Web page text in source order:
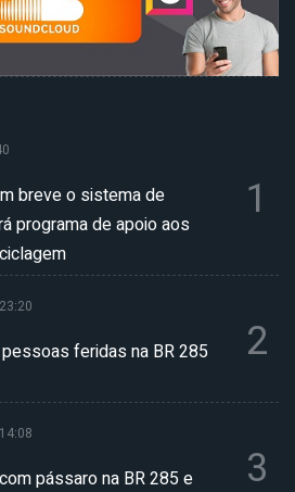
breve o sistema de
programa de apoio aos
1
feridas na BR 285
2
pássaro na BR 285 e
3